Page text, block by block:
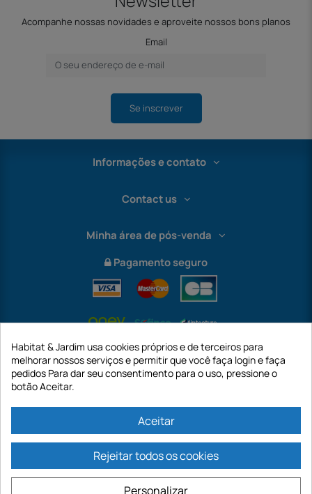
Acompanhe nossas novidades e aproveite nossos bons planos
Email
Se inscrever
Informações e contato
Contact us
Minha área de pós-venda
Pagamento seguro
https://www.habitatejardim.pt é um site da empresa GECODIS SA com um
capital de 187.203,29€, 32 Rue de Paradis - PARIS 75010 (FRANÇA). A
GECODIS.SA criada em 11/04/1998 é uma subsidiária da ODAYA ​​​​​​HOLDING com
Habitat & Jardim usa cookies próprios e de terceiros para
melhorar nossos serviços e permitir que você faça login e faça
pedidos Para dar seu consentimento para o uso, pressione o
botão Aceitar.
Aceitar
Rejeitar todos os cookies
Personalizar